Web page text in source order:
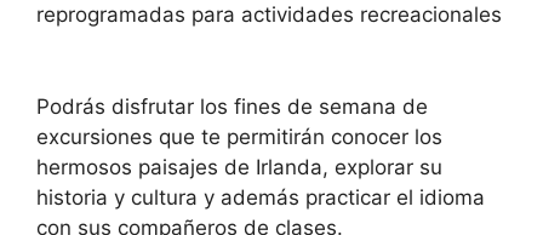
reprogramadas para actividades recreacionales
Podrás disfrutar los fines de semana de
excursiones que te permitirán conocer los
hermosos paisajes de Irlanda, explorar su
historia y cultura y además practicar el idioma
con sus compañeros de clases.